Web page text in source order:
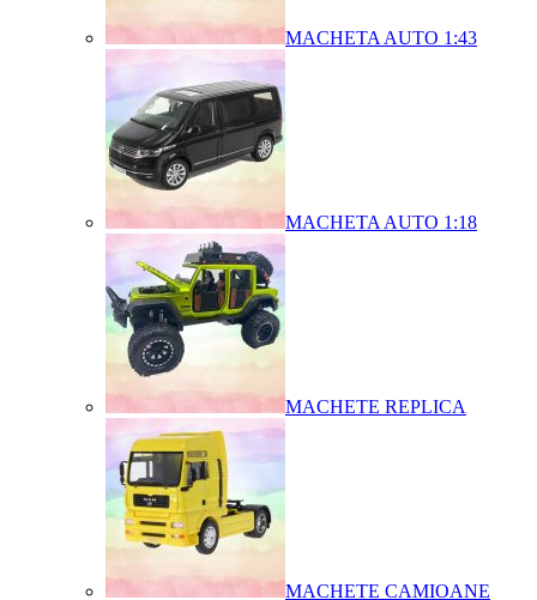
MACHETA AUTO 1:43
MACHETA AUTO 1:18
MACHETE REPLICA
MACHETE CAMIOANE